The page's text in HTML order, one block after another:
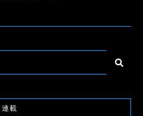
連載